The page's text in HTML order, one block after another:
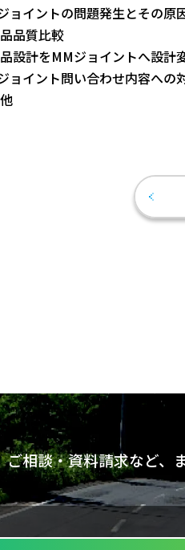
イントの問題発生とその原
品質比較
設計をMMジョイントへ設計
イント問い合わせ内容への
ご相談・資料請求など、